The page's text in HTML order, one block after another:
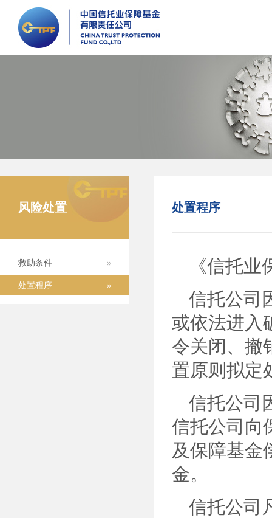
风险处置
救助条件
处置程序
处置程序
《信托
信托公司
或依法进入
令关闭、撤
置原则拟定
信托公司
信托公司向
及保障基金
金。
信托公司